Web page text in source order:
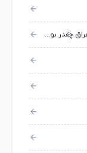
hs code کولر آبی چند است و صادرات کولر آبی به عراق چقدر بوده است؟